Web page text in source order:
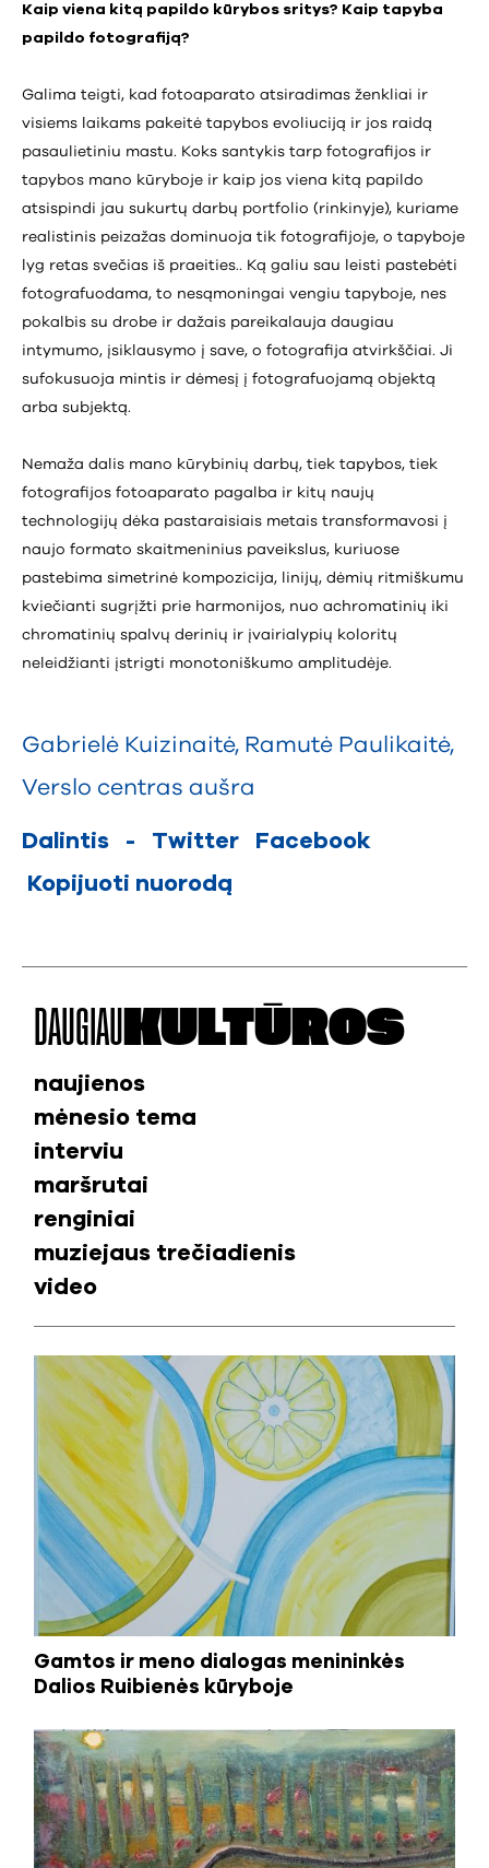
Kaip viena kitą papildo kūrybos sritys? Kaip tapyba
papildo fotografiją?
Galima teigti, kad fotoaparato atsiradimas ženkliai ir
visiems laikams pakeitė tapybos evoliuciją ir jos raidą
pasaulietiniu mastu. Koks santykis tarp fotografijos ir
tapybos mano kūryboje ir kaip jos viena kitą papildo
atsispindi jau sukurtų darbų portfolio (rinkinyje), kuriame
realistinis peizažas dominuoja tik fotografijoje, o tapyboje
lyg retas svečias iš praeities.. Ką galiu sau leisti pastebėti
fotografuodama, to nesąmoningai vengiu tapyboje, nes
pokalbis su drobe ir dažais pareikalauja daugiau
intymumo, įsiklausymo į save, o fotografija atvirkščiai. Ji
sufokusuoja mintis ir dėmesį į fotografuojamą objektą
arba subjektą.
Nemaža dalis mano kūrybinių darbų, tiek tapybos, tiek
fotografijos fotoaparato pagalba ir kitų naujų
technologijų dėka pastaraisiais metais transformavosi į
naujo formato skaitmeninius paveikslus, kuriuose
pastebima simetrinė kompozicija, linijų, dėmių ritmiškumu
kviečianti sugrįžti prie harmonijos, nuo achromatinių iki
chromatinių spalvų derinių ir įvairialypių koloritų
neleidžianti įstrigti monotoniškumo amplitudėje.
Gabrielė Kuizinaitė, Ramutė Paulikaitė,
Verslo centras aušra
Dalintis - Twitter
Facebook
Kopijuoti nuorodą
DAUGIAU KULTŪROS
Gamtos ir meno dialogas menininkės
Dalios Ruibienės kūryboje
naujienos
mėnesio tema
interviu
maršrutai
renginiai
muziejaus trečiadienis
video